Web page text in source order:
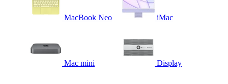
MacBook Neo iMac
Mac mini Display